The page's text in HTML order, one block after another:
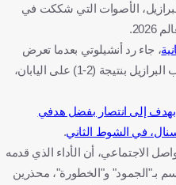
الأصوات التي شككت في
، جاء رد أنشيلوتي بعدما تعرض
لانتقادات عقب الفوز غير المقنع لمنتخب البرازيل بنتيجة (2-1) على اليابان،
بهدف إلى انتصار بفضل هدفي
في الشوط الثاني.
الاجتماعي، أن الأداء الذي قدمه
بـ"الجمود" و"الخطورة"، محذرين